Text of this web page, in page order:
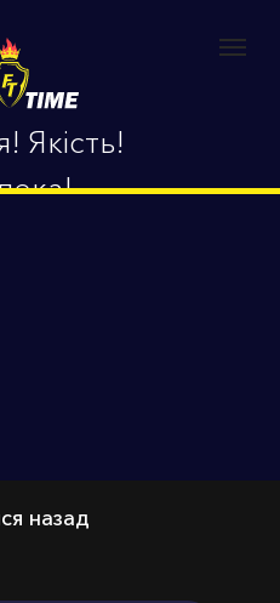
Якість!
назад